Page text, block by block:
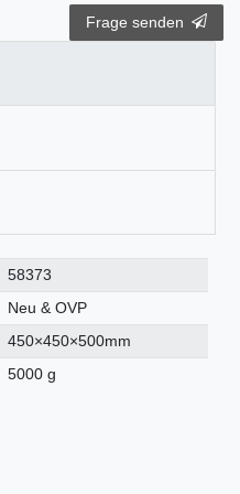
Frage senden
58373
Neu & OVP
450×450×500mm
5000 g